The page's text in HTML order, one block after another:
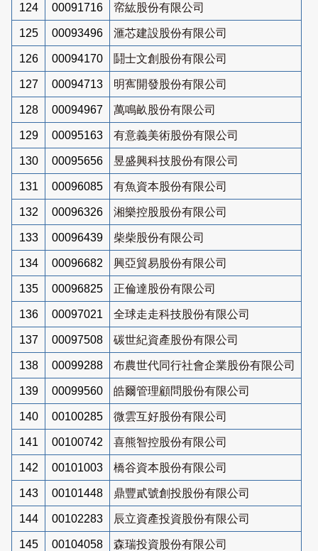
124 00091716 帟紘股份有限公司
125 00093496 滙芯建設股份有限公司
126 00094170 鬪士文創股份有限公司
127 00094713 明寯開發股份有限公司
128 00094967 萬鳴畝股份有限公司
129 00095163 有意義美術股份有限公司
130 00095656 昱盛興科技股份有限公司
131 00096085 有魚資本股份有限公司
132 00096326 湘樂控股股份有限公司
133 00096439 柴柴股份有限公司
134 00096682 興亞貿易股份有限公司
135 00096825 正倫達股份有限公司
136 00097021 全球走走科技股份有限公司
137 00097508 碳世紀資產股份有限公司
138 00099288 布農世代同行社會企業股份有限公司
139 00099560 皓爾管理顧問股份有限公司
140 00100285 微雲互好股份有限公司
141 00100742 喜熊智控股份有限公司
142 00101003 橋谷資本股份有限公司
143 00101448 鼎豐貳號創投股份有限公司
144 00102283 辰立資產投資股份有限公司
145 00104058 森瑞投資股份有限公司